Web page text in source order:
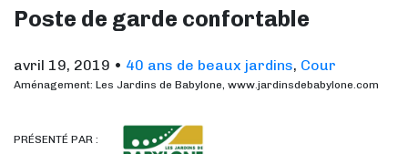
Poste de garde confortable
avril 19, 2019 • 40 ans de beaux jardins, Cour
Aménagement: Les Jardins de Babylone, www.jardinsdebabylone.com
PRÉSENTÉ PAR :